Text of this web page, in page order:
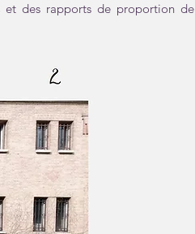
et des rapports de proportion de